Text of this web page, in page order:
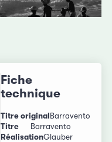
Fiche
technique
Titre originalBarravento
Titre
Barravento
RéalisationGlauber